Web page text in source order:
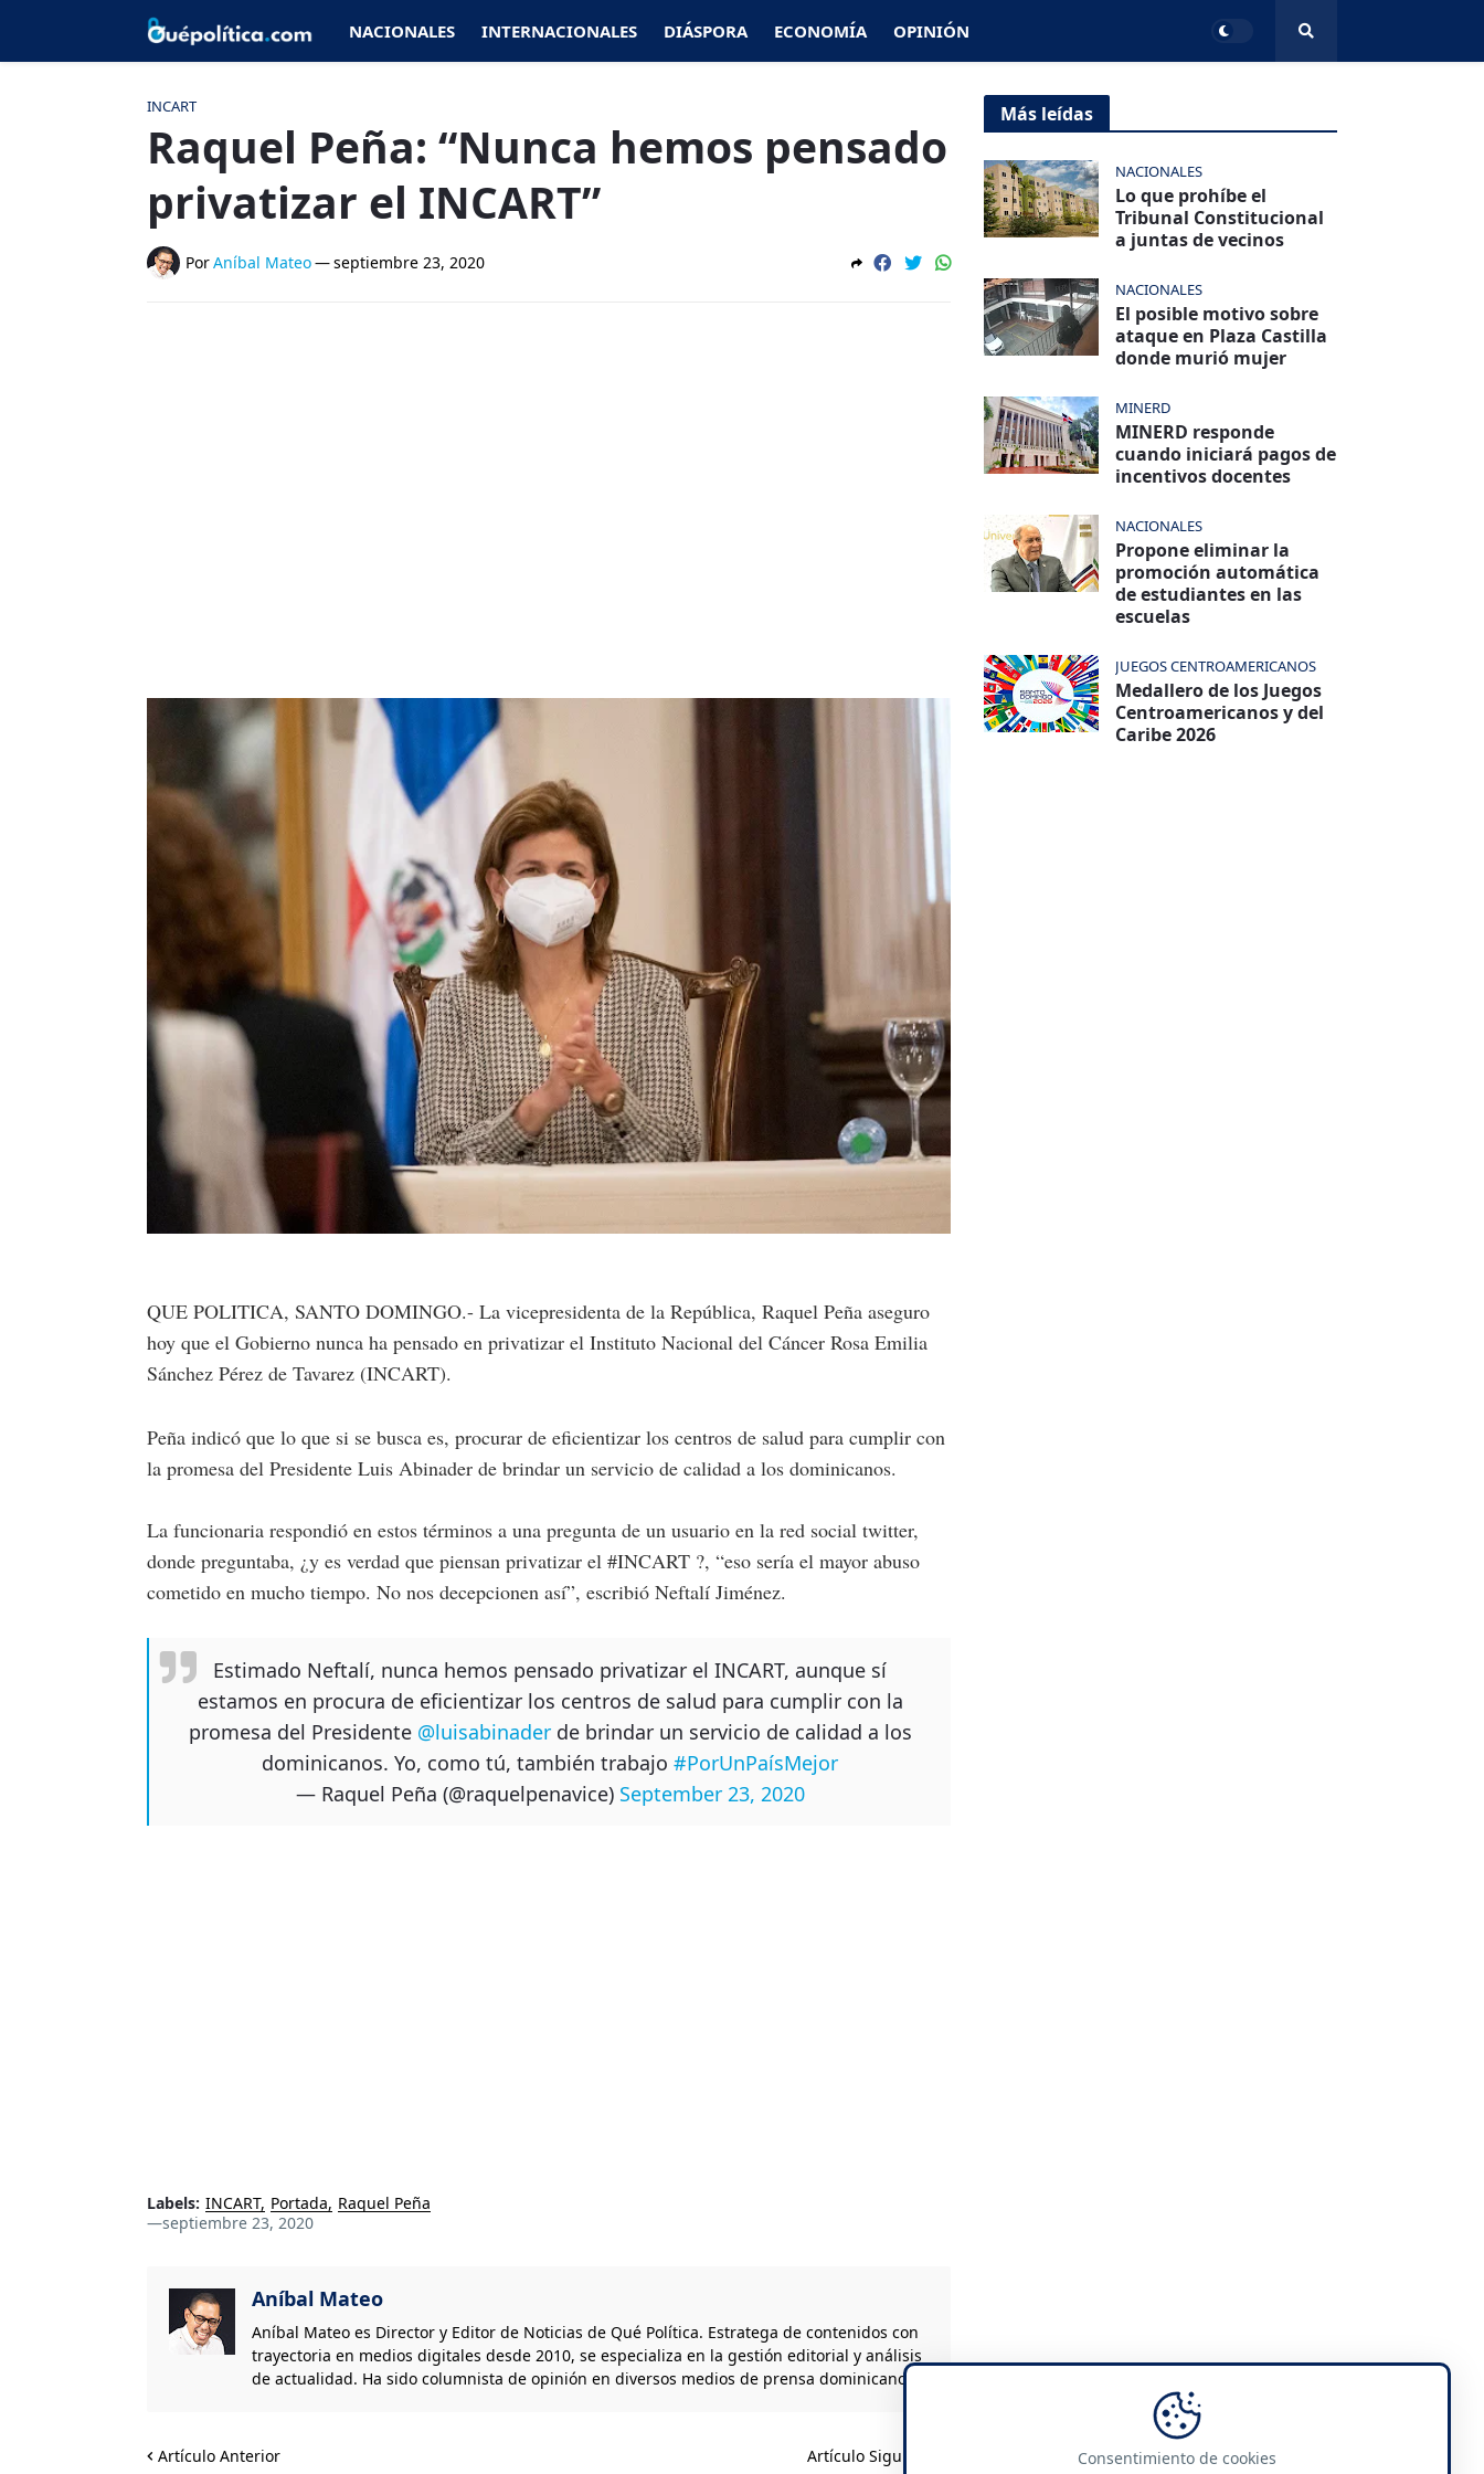
NACIONALES INTERNACIONALES DIÁSPORA ECONOMÍA OPINIÓN
INCART
Raquel Peña: “Nunca hemos pensado
privatizar el INCART”
PorAníbal Mateo—septiembre 23, 2020
QUE POLITICA, SANTO DOMINGO.- La vicepresidenta de la República, Raquel Peña aseguro
hoy que el Gobierno nunca ha pensado en privatizar el Instituto Nacional del Cáncer Rosa Emilia
Sánchez Pérez de Tavarez (INCART).
Peña indicó que lo que si se busca es, procurar de eficientizar los centros de salud para cumplir con
la promesa del Presidente Luis Abinader de brindar un servicio de calidad a los dominicanos.
La funcionaria respondió en estos términos a una pregunta de un usuario en la red social twitter,
donde preguntaba, ¿y es verdad que piensan privatizar el #INCART ?, “eso sería el mayor abuso
cometido en mucho tiempo. No nos decepcionen así”, escribió Neftalí Jiménez.
Estimado Neftalí, nunca hemos pensado privatizar el INCART, aunque sí
estamos en procura de eficientizar los centros de salud para cumplir con la
promesa del Presidente @luisabinaderde brindar un servicio de calidad a los
dominicanos. Yo, como tú, también trabajo #PorUnPaísMejor
— Raquel Peña (@raquelpenavice) September 23, 2020
Labels: INCART Portada Raquel Peña
—septiembre 23, 2020
Aníbal Mateo
Aníbal Mateo es Director y Editor de Noticias de Qué Política. Estratega de contenidos con
trayectoria en medios digitales desde 2010, se especializa en la gestión editorial y análisis
de actualidad. Ha sido columnista de opinión en diversos medios de prensa dominicanos.
Artículo Anterior Artículo Siguiente
Más leídas
NACIONALES
Lo que prohíbe el
Tribunal Constitucional
a juntas de vecinos
NACIONALES
El posible motivo sobre
ataque en Plaza Castilla
donde murió mujer
MINERD
MINERD responde
cuando iniciará pagos de
incentivos docentes
NACIONALES
Propone eliminar la
promoción automática
de estudiantes en las
escuelas
JUEGOS CENTROAMERICANOS
Medallero de los Juegos
Centroamericanos y del
Caribe 2026
Consentimiento de cookies